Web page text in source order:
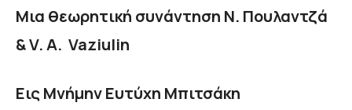
Μια θεωρητική συνάντηση Ν. Πουλαντζά
&V.A. Vaziulin
Εις Μνήμην Ευτύχη Μπιτσάκη